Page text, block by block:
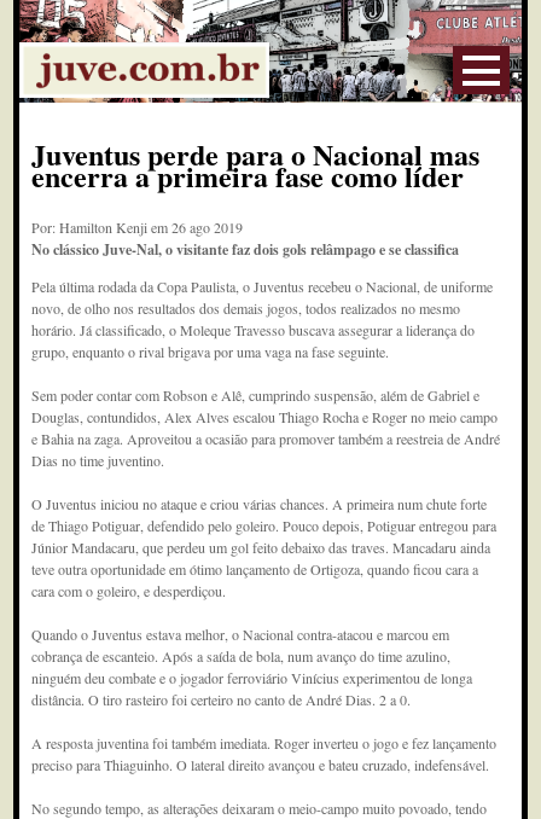
Juventus perde para o Nacional mas
encerra a primeira fase como líder
Por: Hamilton Kenji em 26 ago 2019
No clássico Juve-Nal, o visitante faz dois gols relâmpago e se classifica
Pela última rodada da Copa Paulista, o Juventus recebeu o Nacional, de uniforme
novo, de olho nos resultados dos demais jogos, todos realizados no mesmo
horário. Já classificado, o Moleque Travesso buscava assegurar a liderança do
grupo, enquanto o rival brigava por uma vaga na fase seguinte.
Sem poder contar com Robson e Alê, cumprindo suspensão, além de Gabriel e
Douglas, contundidos, Alex Alves escalou Thiago Rocha e Roger no meio campo
e Bahia na zaga. Aproveitou a ocasião para promover também a reestreia de André
Dias no time juventino.
O Juventus iniciou no ataque e criou várias chances. A primeira num chute forte
de Thiago Potiguar, defendido pelo goleiro. Pouco depois, Potiguar entregou para
Júnior Mandacaru, que perdeu um gol feito debaixo das traves. Mancadaru ainda
teve outra oportunidade em ótimo lançamento de Ortigoza, quando ficou cara a
cara com o goleiro, e desperdiçou.
Quando o Juventus estava melhor, o Nacional contra-atacou e marcou em
cobrança de escanteio. Após a saída de bola, num avanço do time azulino,
ninguém deu combate e o jogador ferroviário Vinícius experimentou de longa
distância. O tiro rasteiro foi certeiro no canto de André Dias. 2 a 0.
A resposta juventina foi também imediata. Roger inverteu o jogo e fez lançamento
preciso para Thiaguinho. O lateral direito avançou e bateu cruzado, indefensável.
No segundo tempo, as alterações deixaram o meio-campo muito povoado, tendo